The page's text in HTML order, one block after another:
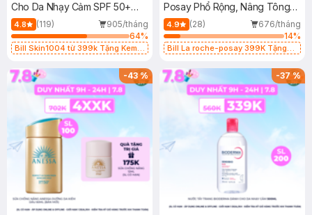
Cho Da Nhạy Cảm SPF 50+
50ml
4.8 (119)
905/tháng
64%
Bill Skin1004 từ 399k Tặng Kem
SPF 50+ 20ml (SL Có Hạn)
Posay Phổ Rộng, Nâng Tông
Kiềm Dầu 50ml
4.9 (28)
676/tháng
14%
Bill La roche-posay 399K Tặng
(SL có hạn)
-43% -37%